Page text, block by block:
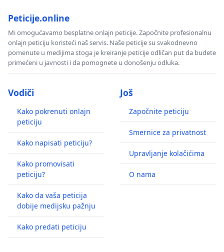
Peticije.online
Mi omogućavamo besplatne onlajn peticije. Započnite profesionalnu
onlajn peticiju koristeći naš servis. Naše peticije su svakodnevno
pomenute u medijima stoga je kreiranje peticije odličan put da budete
primećeni u javnosti i da pomognete u donošenju odluka.
Vodiči
Kako pokrenuti onlajn
peticiju
Kako napisati peticiju?
Kako promovisati
peticiju?
Kako da vaša peticija
dobije medijsku pažnju
Kako predati peticiju
Još
Započnite peticiju
Smernice za privatnost
Upravljanje kolačićima
O nama